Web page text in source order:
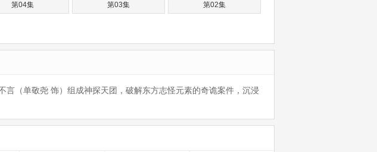
第04集 第03集 第02集
（单敬尧 饰）组成神探天团，破解东方志怪元素的奇诡案件，沉浸